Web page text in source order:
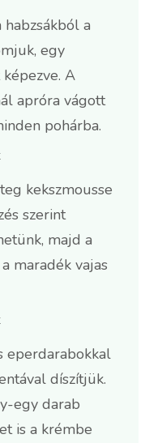
a
egy
A
apróra vágott
pohárba.
kekszmousse
szerint
majd a
maradék vajas
eperdarabokkal
díszítjük.
egy darab
is a krémbe